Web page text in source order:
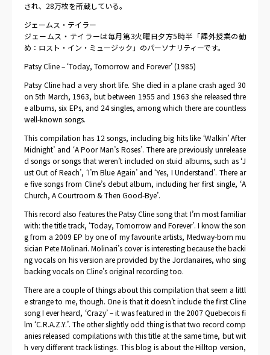
され、28万枚を所蔵している。
ジェームス・テイラー
ジェームス・テイラーは毎月第3火曜日夕方5時半「課外授業の勧
め：ロスト・イン・ミュージック」のパーソナリティーです。
Patsy Cline – ‘Today, Tomorrow and Forever’ (1985)
Patsy Cline had a very short life. She died in a plane crash aged 30
on 5th March, 1963, but between 1955 and 1963 she released thre
e albums, six EPs, and 24 singles, among which there are countless
well-known songs.
This compilation has 12 songs, including big hits like ‘Walkin’ After
Midnight’ and ‘A Poor Man’s Roses’. There are previously unrelease
d songs or songs that weren’t included on stuid albums, such as ‘J
ust Out of Reach’, ‘I’m Blue Again’ and ‘Yes, I Understand’. There ar
e five songs from Cline’s debut album, including her first single, ‘A
Church, A Courtroom & Then Good-Bye’.
This record also features the Patsy Cline song that I’m most familiar
with: the title track, ‘Today, Tomorrow and Forever’. I know the son
g from a 2009 EP by one of my favourite artists, Medway-born mu
sician Pete Molinari. Molinari’s cover is interesting because the backi
ng vocals on his version are provided by the Jordanaires, who sing
backing vocals on Cline’s original recording too.
There are a couple of things about this compilation that seem a littl
e strange to me, though. One is that it doesn’t include the first Cline
song I ever heard, ‘Crazy’ – it was featured in the 2007 Quebecois fi
lm ‘C.R.A.Z.Y.’. The other slightly odd thing is that two record comp
anies released compilations with this title at the same time, but wit
h very different track listings. This blog is about the Hilltop version,